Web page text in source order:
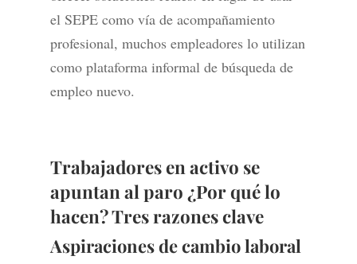
el SEPE como vía de acompañamiento
profesional, muchos empleadores lo utilizan
como plataforma informal de búsqueda de
empleo nuevo.
Trabajadores en activo se
apuntan al paro ¿Por qué lo
hacen? Tres razones clave
Aspiraciones de cambio laboral